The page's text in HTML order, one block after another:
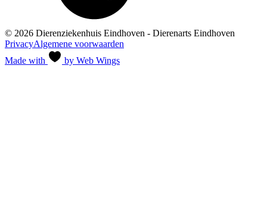
© 2026 Dierenziekenhuis Eindhoven - Dierenarts Eindhoven
PrivacyAlgemene voorwaarden
Made with
by Web Wings